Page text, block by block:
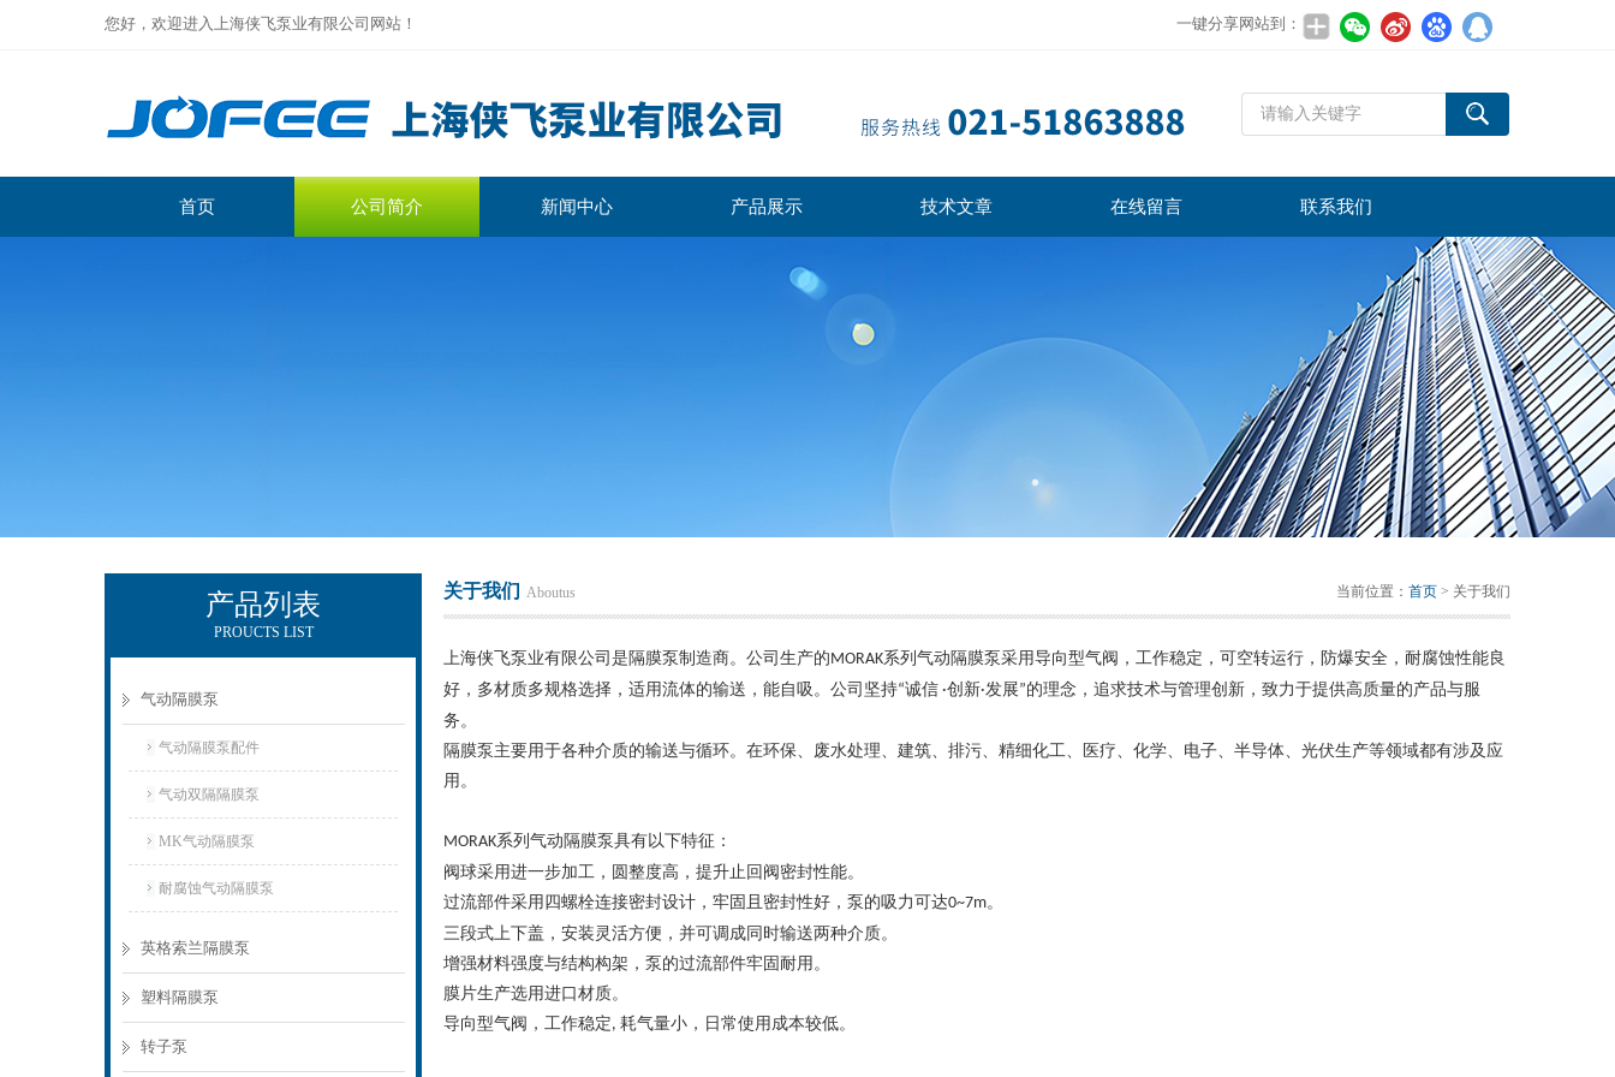
您好，欢迎进入上海侠飞泵业有限公司网站！ 一键分享网站到：
首页 公司简介 新闻中心 产品展示 技术文章 在线留言 联系我们
产品列表
PROUCTS LIST
气动隔膜泵
气动隔膜泵配件
气动双隔隔膜泵
MK气动隔膜泵
耐腐蚀气动隔膜泵
英格索兰隔膜泵
塑料隔膜泵
转子泵
关于我们 Aboutus 当前位置： 首页 > 关于我们
上海侠飞泵业有限公司是隔膜泵制造商。公司生产的MORAK系列气动隔膜泵采用导向型气阀，工作稳定，可空转运行，防爆安全，耐腐蚀性能良
好，多材质多规格选择，适用流体的输送，能自吸。公司坚持“诚信 ·创新·发展”的理念，追求技术与管理创新，致力于提供高质量的产品与服
务。
隔膜泵主要用于各种介质的输送与循环。在环保、废水处理、建筑、排污、精细化工、医疗、化学、电子、半导体、光伏生产等领域都有涉及应
用。
MORAK系列气动隔膜泵具有以下特征：
阀球采用进一步加工，圆整度高，提升止回阀密封性能。
过流部件采用四螺栓连接密封设计，牢固且密封性好，泵的吸力可达0~7m。
三段式上下盖，安装灵活方便，并可调成同时输送两种介质。
增强材料强度与结构构架，泵的过流部件牢固耐用。
膜片生产选用进口材质。
导向型气阀，工作稳定, 耗气量小，日常使用成本较低。